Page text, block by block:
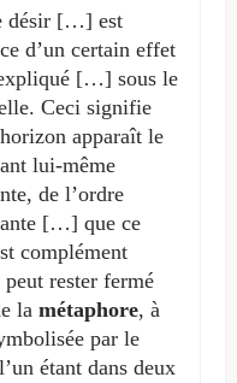
désir […] est
d’un certain effet
[…] sous le
Ceci signifie
apparaît le
lui-même
de l’ordre
[…] que ce
complément
rester fermé
la métaphore, à
par le
étant dans deux